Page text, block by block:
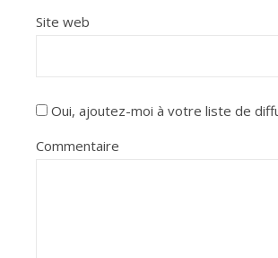
Site web
Oui, ajoutez-moi à votre liste de
Commentaire